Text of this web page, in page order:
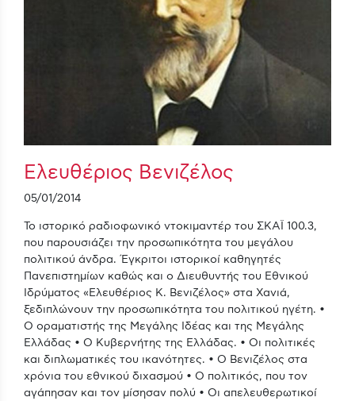
Ελευθέριος Βενιζέλος
05/01/2014
Το ιστορικό ραδιοφωνικό ντοκιμαντέρ του ΣΚΑΪ 100.3,
που παρουσιάζει την προσωπικότητα του μεγάλου
πολιτικού άνδρα. Έγκριτοι ιστορικοί καθηγητές
Πανεπιστημίων καθώς και ο Διευθυντής του Εθνικού
Ιδρύματος «Ελευθέριος Κ. Βενιζέλος» στα Χανιά,
ξεδιπλώνουν την προσωπικότητα του πολιτικού ηγέτη. •
Ο οραματιστής της Μεγάλης Ιδέας και της Μεγάλης
Ελλάδας • Ο Κυβερνήτης της Ελλάδας. • Οι πολιτικές
και διπλωματικές του ικανότητες. • Ο Βενιζέλος στα
χρόνια του εθνικού διχασμού • Ο πολιτικός, που τον
αγάπησαν και τον μίσησαν πολύ • Οι απελευθερωτικοί